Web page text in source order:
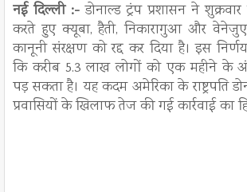
नई दिल्ली :- डोनाल्ड ट्रंप प्रशासन ने
करते हुए क्यूबा, हैती, निकारागुआ और
कानूनी संरक्षण को रद्द कर दिया है। इस
कि करीब 5.3 लाख लोगों को एक महीने के
पड़ सकता है। यह कदम अमेरिका के राष्ट्रपति
प्रवासियों के खिलाफ तेज की गई कार्रवाई का